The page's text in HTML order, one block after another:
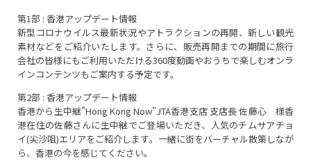
第1部 : 香港アップデート情報
新型コロナウイルス最新状況やアトラクションの再開、新しい観光
素材などをご紹介いたします。さらに、販売再開までの期間に旅行
会社の皆様にもご利用いただける360度動画やおうちで楽しむオンラ
インコンテンツもご案内する予定です。
第2部 : 香港アップデート情報
香港から生中継”Hong Kong Now”JTA香港支店 支店長 佐藤心 様香
港在住の佐藤さんに生中継でご登場いただき、人気のチムサアチョ
イ(尖沙咀)エリアをご紹介します。一緒に街をバーチャル散策しなが
ら、香港の今を感じてください。